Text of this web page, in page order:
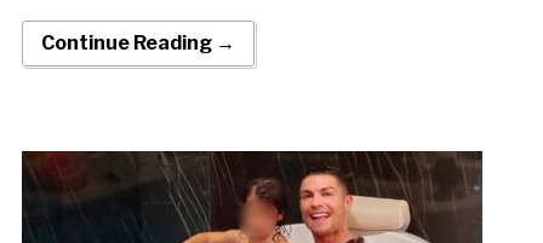
Continue Reading →